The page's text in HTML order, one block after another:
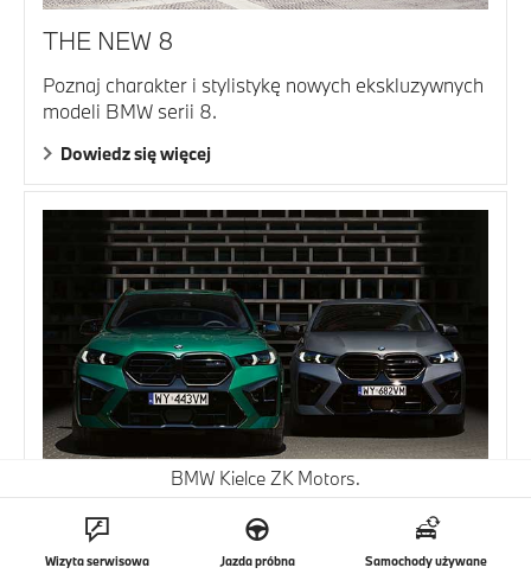
THE NEW 8
Poznaj charakter i stylistykę nowych ekskluzywnych
modeli BMW serii 8.
Dowiedz się więcej
BMW X5 M ORAZ BMW X6 M.
Poznaj nowe BMW X5 M i X6 M, wyjątkowe pod
każdym względem.
BMW Kielce ZK Motors.
Wizyta serwisowa Jazda próbna Samochody używane